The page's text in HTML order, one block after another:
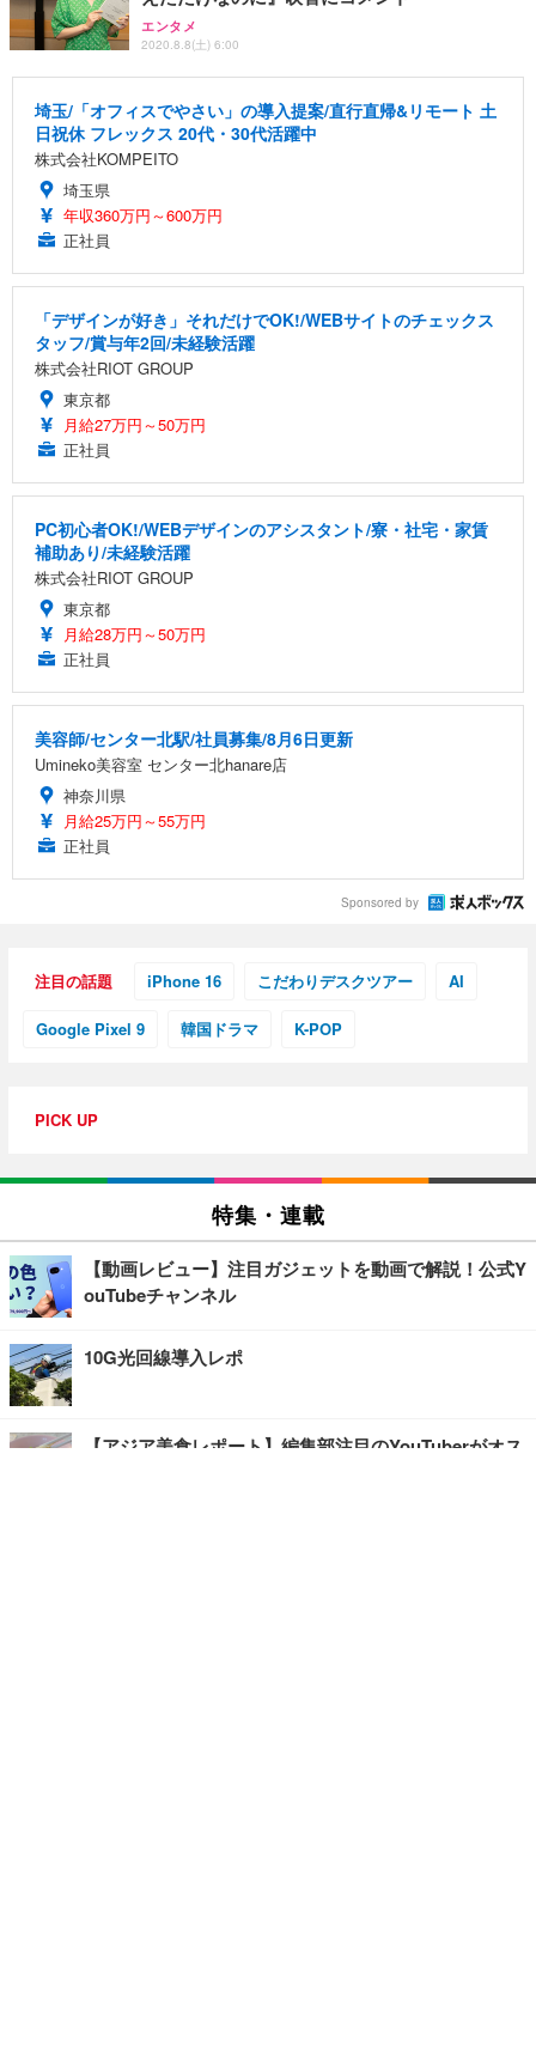
エンタメ
2020.8.8(土) 6:00
埼玉/「オフィスでやさい」の導入提案/直行直帰&リモート 土
日祝休 フレックス 20代・30代活躍中
株式会社KOMPEITO
埼玉県
年収360万円～600万円
正社員
「デザインが好き」それだけでOK!/WEBサイトのチェックス
タッフ/賞与年2回/未経験活躍
株式会社RIOT GROUP
東京都
月給27万円～50万円
正社員
PC初心者OK!/WEBデザインのアシスタント/寮・社宅・家賃
補助あり/未経験活躍
株式会社RIOT GROUP
東京都
月給28万円～50万円
正社員
美容師/センター北駅/社員募集/8月6日更新
Umineko美容室 センター北hanare店
神奈川県
月給25万円～55万円
正社員
Sponsored by
注目の話題 iPhone 16 こだわりデスクツアー AI
Google Pixel 9 韓国ドラマ K-POP
PICK UP
特集・連載
【動画レビュー】注目ガジェットを動画で解説！公式Y
ouTubeチャンネル
10G光回線導入レポ
【アジア美食レポート】編集部注目のYouTuberがオス